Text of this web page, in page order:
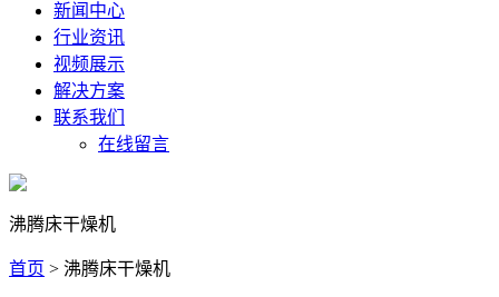
新闻中心
行业资讯
视频展示
解决方案
联系我们
在线留言
沸腾床干燥机
首页 > 沸腾床干燥机